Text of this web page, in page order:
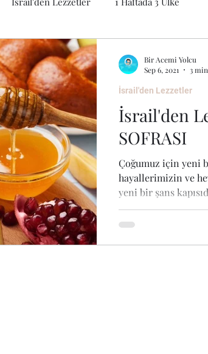
İsrail'den
SOFRASI
Çoğumuz için yeni
hayallerimizin ve
yeni bir şans
İsrail'den Lezzetler
Bir Acemi Yolcu
Sep 6, 2021
3